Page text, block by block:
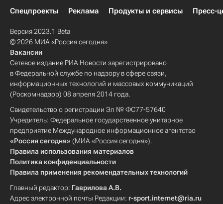
Спецпроекты
Реклама Продукты и сервисы Пресс-
Версия 2023.1 Beta
© 2026 МИА «Россия сегодня»
Вакансии
Сетевое издание РИА Новости зарегистрировано
в Федеральной службе по надзору в сфере связи,
информационных технологий и массовых коммуникаций
(Роскомнадзор) 08 апреля 2014 года.
Свидетельство о регистрации Эл № ФС77-57640
Учредитель: Федеральное государственное унитарное
предприятие Международное информационное агентство
«Россия сегодня» (МИА «Россия сегодня»).
Правила использования материалов
Политика конфиденциальности
Правила применения рекомендательных технологий
Главный редактор: Гаврилова А.В.
Адрес электронной почты Редакции: r-sport.internet@ria.ru